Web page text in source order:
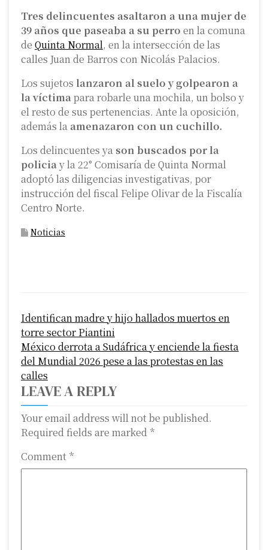
Tres delincuentes asaltaron a una mujer de
39 años que paseaba a su perro en la comuna
de Quinta Normal, en la intersección de las
calles Juan de Barros con Nicolás Palacios.
Los sujetos lanzaron al suelo y golpearon a
la víctimapara robarle una mochila, un bolso y
el resto de sus pertenencias. Ante la oposición,
además la amenazaron con un cuchillo.
Los delincuentes ya son buscados por la
policiay la 22° Comisaría de Quinta Normal
adoptó las diligencias investigativas, por
instrucción del fiscal Felipe Olivar de la Fiscalía
Centro Norte.
Noticias
o
s
t
n
a
v
i
Identifican madre y hijo hallados muertos en
torre sector Piantini
México derrota a Sudáfrica y enciende la fiesta
del Mundial 2026 pese a las protestas en las
calles
LEAVE A REPLY
Your email address will not be published.
Required fields are marked *
Comment *